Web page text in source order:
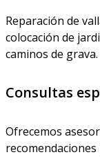
Reparación de
colocación de
caminos de grava.
Consultas
Ofrecemos